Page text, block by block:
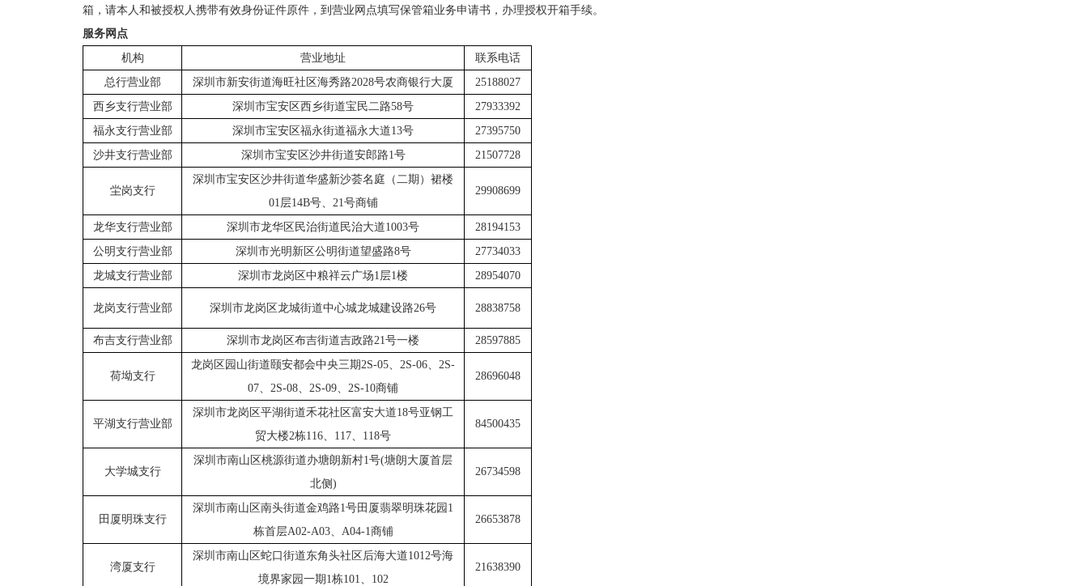
箱，请本人和被授权人携带有效身份证件原件，到营业网点填写保管箱业务申请书，办理授权开箱手续。
服务网点
机构
营业地址
联系电话
总行营业部
深圳市新安街道海旺社区海秀路2028号农商银行大厦
25188027
西乡支行营业部
深圳市宝安区西乡街道宝民二路58号
27933392
福永支行营业部
深圳市宝安区福永街道福永大道13号
27395750
沙井支行营业部
深圳市宝安区沙井街道安郎路1号 21507728
坣岗支行
深圳市宝安区沙井街道华盛新沙荟名庭（二期）裙楼
01层14B号、21号商铺
29908699
龙华支行营业部 深圳市龙华区民治街道民治大道1003号
28194153
公明支行营业部
深圳市光明新区公明街道望盛路8号
27734033
龙城支行营业部
深圳市龙岗区中粮祥云广场1层1楼 28954070
龙岗支行营业部 深圳市龙岗区龙城街道中心城龙城建设路26号 28838758
布吉支行营业部 深圳市龙岗区布吉街道吉政路21号一楼 28597885
荷坳支行
龙岗区园山街道颐安都会中央三期2S-05、2S-06、2S-
07、2S-08、2S-09、2S-10商铺
28696048
平湖支行营业部
深圳市龙岗区平湖街道禾花社区富安大道18号亚钢工
贸大楼2栋116、117、118号
84500435
大学城支行
深圳市南山区桃源街道办塘朗新村1号(塘朗大厦首层
北侧)
26734598
田厦明珠支行
深圳市南山区南头街道金鸡路1号田厦翡翠明珠花园1
栋首层A02-A03、A04-1商铺
26653878
湾厦支行
深圳市南山区蛇口街道东角头社区后海大道1012号海
境界家园一期1栋101、102
21638390